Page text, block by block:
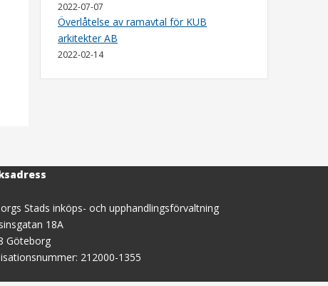
2022-07-07
Överlåtelse av ramavtal för KUB
arkitekter AB
2022-02-14
Stads inköps- och upphandlingsförvaltning
18A
Göteborg
212000-1355